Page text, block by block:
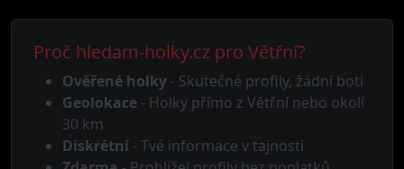
Proč hledam-holky.cz pro Větřní?
Ověřené holky - Skutečné profily, žádní boti
Geolokace - Holky přímo z Větřní nebo okolí
30 km
Diskrétní - Tvé informace v tajnosti